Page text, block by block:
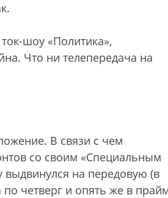
шоу «Политика»,
Что ни телепередача на
В связи с чем
со своим «Специальным
выдвинулся на передовую (в
четверг и опять же в